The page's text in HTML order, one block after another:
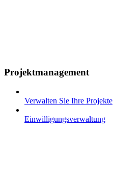
Projektmanagement
Verwalten Sie Ihre Projekte
Einwilligungsverwaltung